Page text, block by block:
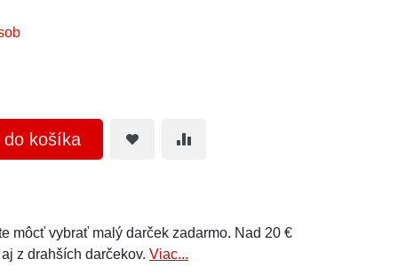
košíka
môcť vybrať malý darček zadarmo. Nad 20 €
z drahších darčekov. Viac...